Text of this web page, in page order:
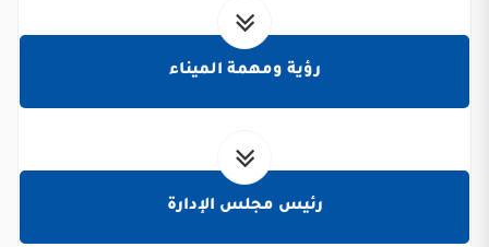
رؤية ومهمة الميناء
رئيس مجلس الإدارة